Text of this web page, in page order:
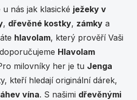
v
k
y
v
ý
p
i
s
u
n
í
u nás jak klasické ježeky v
, dřevěné kostky, zámky a
hlavolam, který prověří Vaši
Hlavolam
milovníky her je tu Jenga
kteří hledají originální dárek,
vína. S našimi dřevěnými